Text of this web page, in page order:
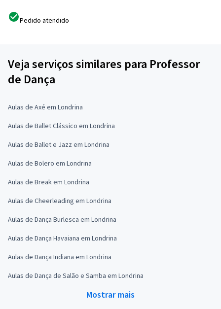
Pedido atendido
Veja serviços similares para Professor
de Dança
Aulas de Axé em Londrina
Aulas de Ballet Clássico em Londrina
Aulas de Ballet e Jazz em Londrina
Aulas de Bolero em Londrina
Aulas de Break em Londrina
Aulas de Cheerleading em Londrina
Aulas de Dança Burlesca em Londrina
Aulas de Dança Havaiana em Londrina
Aulas de Dança Indiana em Londrina
Aulas de Dança de Salão e Samba em Londrina
Mostrar mais